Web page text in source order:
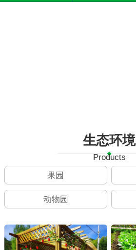
生态环境
Products
果园
动物园